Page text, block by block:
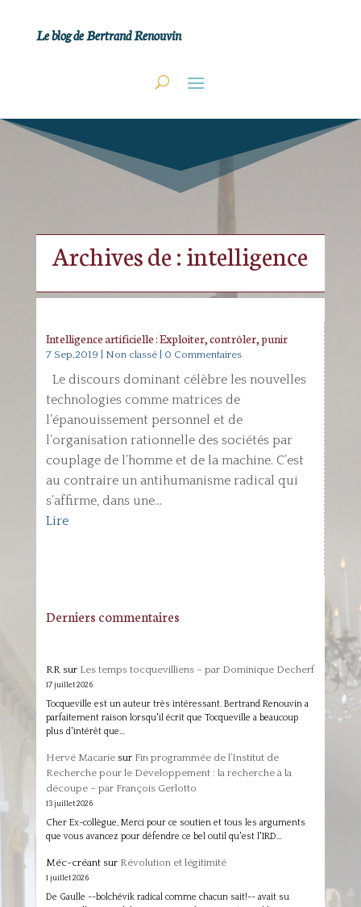
Le blog de Bertrand Renouvin
Archives de : intelligence
Intelligence artificielle : Exploiter, contrôler, punir
7 Sep,2019 Non classé| 0 Commentaires
Le discours dominant célèbre les nouvelles
technologies comme matrices de
l’épanouissement personnel et de
l’organisation rationnelle des sociétés par
couplage de l’homme et de la machine. C’est
au contraire un antihumanisme radical qui
s’affirme, dans une...
Lire
Derniers commentaires
RRsur Les temps tocquevilliens – par Dominique Decherf
17 juillet 2026
Tocqueville est un auteur très intéressant. Bertrand Renouvin a
parfaitement raison lorsqu'il écrit que Tocqueville a beaucoup
plus d'intérêt que…
Hervé Macariesur Fin programmée de l’Institut de
Recherche pour le Développement : la recherche à la
découpe – par François Gerlotto
13 juillet 2026
Cher Ex-collègue, Merci pour ce soutien et tous les arguments
que vous avancez pour défendre ce bel outil qu'est l'IRD…
Méc-créantsur Révolution et légitimité
1 juillet 2026
De Gaulle --bolchévik radical comme chacun sait!-- avait su